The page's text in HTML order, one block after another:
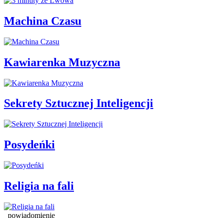
Machina Czasu
Kawiarenka Muzyczna
Sekrety Sztucznej Inteligencji
Posydeńki
Religia na fali
powiadomienie